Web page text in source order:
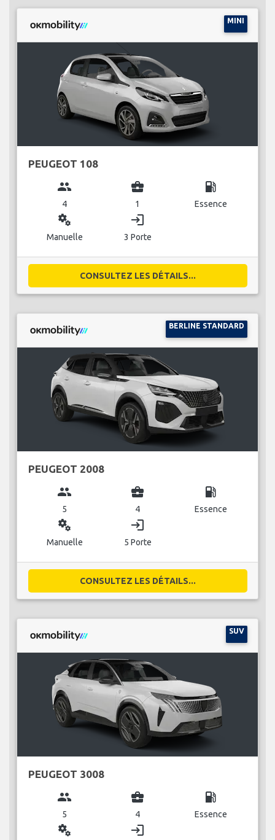
MINI
PEUGEOT 108
group
4
business_center
1
local_gas_station
Essence
miscellaneous_services
Manuelle
login
3 Porte
CONSULTEZ LES DÉTAILS...
BERLINE STANDARD
PEUGEOT 2008
group
5
business_center
4
local_gas_station
Essence
miscellaneous_services
Manuelle
login
5 Porte
CONSULTEZ LES DÉTAILS...
SUV
PEUGEOT 3008
group
5
business_center
4
local_gas_station
Essence
miscellaneous_services login